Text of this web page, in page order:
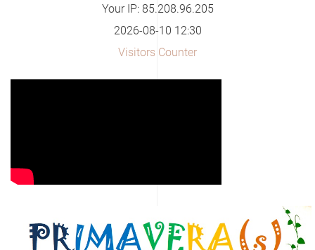
Your IP: 85.208.96.205
2026-08-10 12:30
Visitors Counter